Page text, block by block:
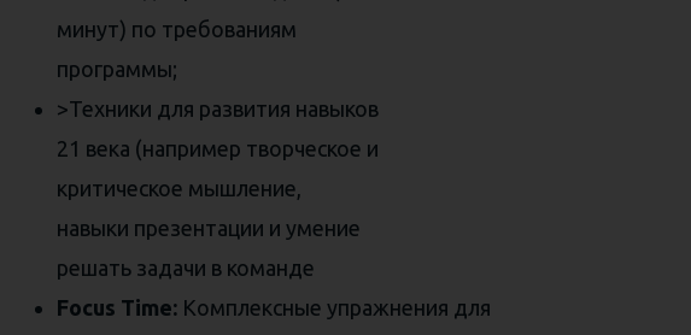
минут) по требованиям
программы;
>Техники для развития навыков
21 века (например творческое и
критическое мышление,
навыки презентации и умение
решать задачи в команде
Focus Time: Комплексные упражнения для